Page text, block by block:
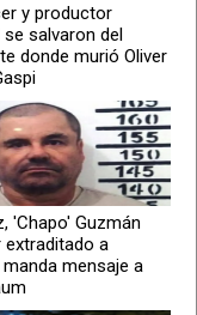
y productor
salvaron del
donde murió Oliver
'Chapo' Guzmán
extraditado a
mensaje a